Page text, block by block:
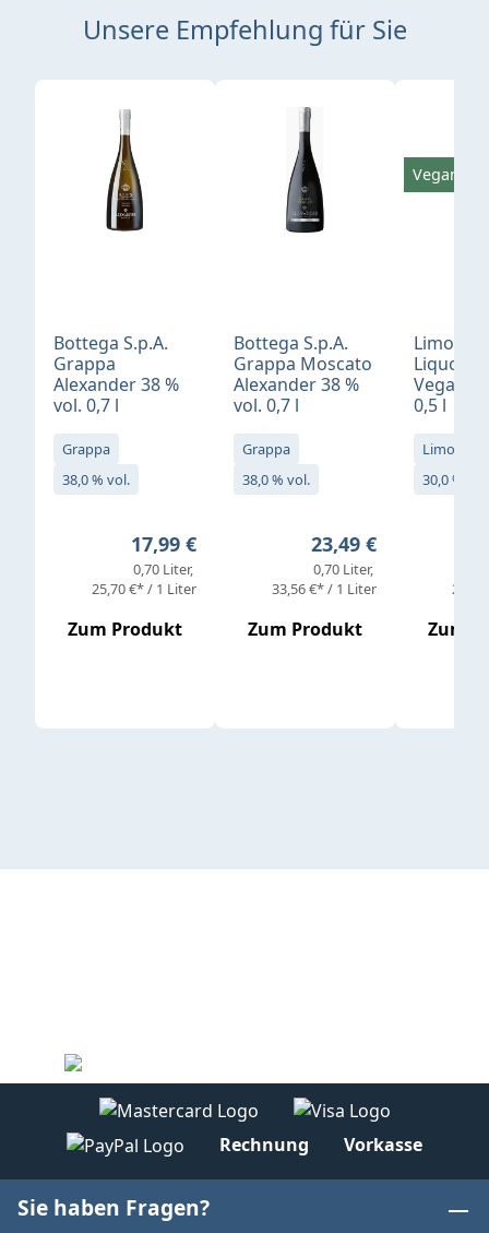
Unsere Empfehlung für Sie
Produktgalerie überspringen
Bottega S.p.A.
Grappa
Alexander 38 %
vol. 0,7 l
Grappa
38,0 % vol.
Regulärer Preis:
17,99 €
0,70 Liter
25,70 €* / 1 Liter
Zum Produkt
Bottega S.p.A.
Grappa Moscato
Alexander 38 %
vol. 0,7 l
Grappa
38,0 % vol.
Regulärer Preis:
23,49 €
0,70 Liter
33,56 €* / 1 Liter
Zum Produkt
Liquore
Vegan
0,5 l
30,0 % vol.
Zum
Vegan
Rechnung Vorkasse
Sie haben Fragen?